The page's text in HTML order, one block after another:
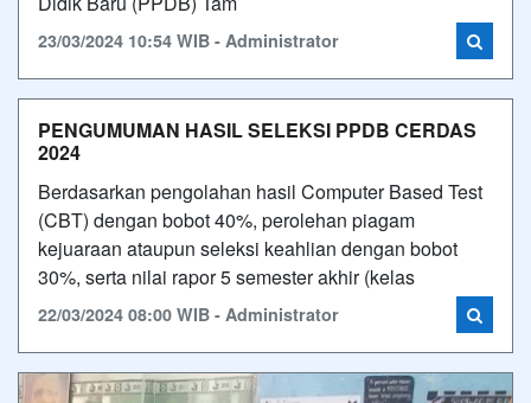
23/03/2024 10:54 WIB - Administrator
PENGUMUMAN HASIL SELEKSI PPDB CERDAS
2024
Berdasarkan pengolahan hasil Computer Based Test
(CBT) dengan bobot 40%, perolehan piagam
kejuaraan ataupun seleksi keahlian dengan bobot
30%, serta nilai rapor 5 semester akhir (kelas
22/03/2024 08:00 WIB - Administrator